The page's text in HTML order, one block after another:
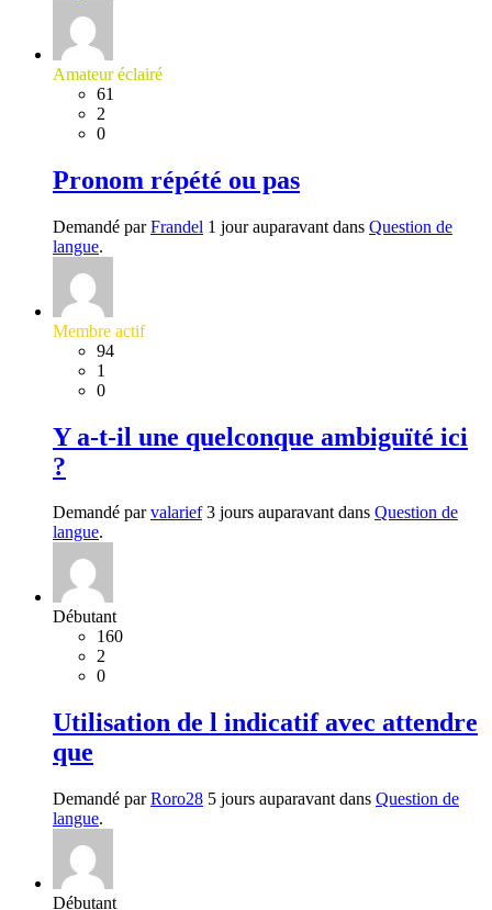
Amateur éclairé
61
2
0
Pronom répété ou pas
Demandé parFrandel 1 jour auparavant dans Question de
langue.
Membre actif
94
1
0
Y a-t-il une quelconque ambiguïté ici
?
Demandé parvalarief3 jours auparavant dans Question de
langue.
Débutant
160
2
0
Utilisation de l indicatif avec attendre
que
Demandé parRoro28 5 jours auparavant dans Question de
langue.
Débutant